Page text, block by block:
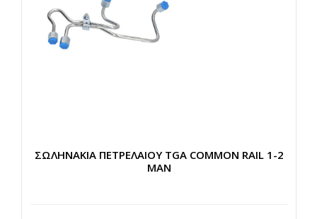
ΣΩΛΗΝΑΚΙΑ ΠΕΤΡΕΛΑΙΟΥ TGA COMMON RAIL 1-2
MAN